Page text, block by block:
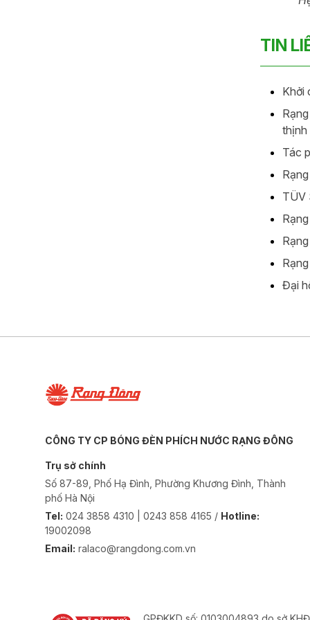
TIN
Khởi
thịnh
Tác
TÜV
Đại
CÔNG TY CP BÓNG ĐÈN PHÍCH NƯỚC RẠNG ĐÔNG
Trụ sở chính
Số 87-89, Phố Hạ Đình, Phường Khương Đình, Thành
phố Hà Nội
Tel: 024 3858 4310 | 0243 858 4165 / Hotline:
19002098
Email: ralaco@rangdong.com.vn